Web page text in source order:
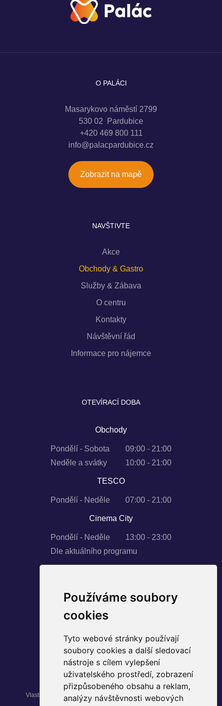
Používáme soubory
cookies
Tyto webové stránky používají
soubory cookies a další sledovací
nástroje s cílem vylepšení
uživatelského prostředí, zobrazení
přizpůsobeného obsahu a reklam,
analýzy návštěvnosti webových
O PALÁCI
Masarykovo náměstí 2799
530 02 Pardubice
+420 469 800 111
info@palacpardubice.cz
Zobrazit na mapě
NAVŠTIVTE
Akce
Obchody & Gastro
Služby & Zábava
O centru
Kontakty
Návštěvní řád
Informace pro nájemce
OTEVÍRACÍ DOBA
Obchody
Pondělí - Sobota
09:00 - 21:00
Neděle a svátky
10:00 - 21:00
TESCO
Pondělí - Neděle 07:00 - 21:00
Cinema City
Pondělí - Neděle
13:00 - 23:00
Dle aktuálního programu
SLEDUJTE NÁS
Instagram
Facebook
YouTube
Vlastníkem nemovitosti Palác Pardubice je fond kvalifikovaných